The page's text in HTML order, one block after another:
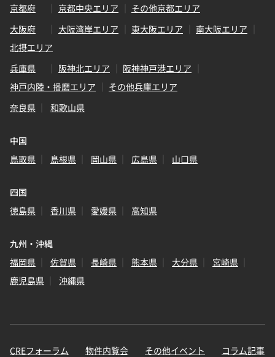
京都府
京都中央エリア
その他京都エリア
大阪府
大阪湾岸エリア 東大阪エリア
南大阪エリア
北摂エリア
兵庫県
阪神北エリア
阪神神戸港エリア
神戸内陸・播磨エリア
その他兵庫エリア
奈良県
和歌山県
中国
鳥取県
島根県 岡山県 広島県 山口県
四国
徳島県
香川県 愛媛県 高知県
九州・沖縄
福岡県
佐賀県 長崎県 熊本県 大分県
宮崎県
鹿児島県
沖縄県
CREフォーラム 物件内覧会 その他イベント コラム記事